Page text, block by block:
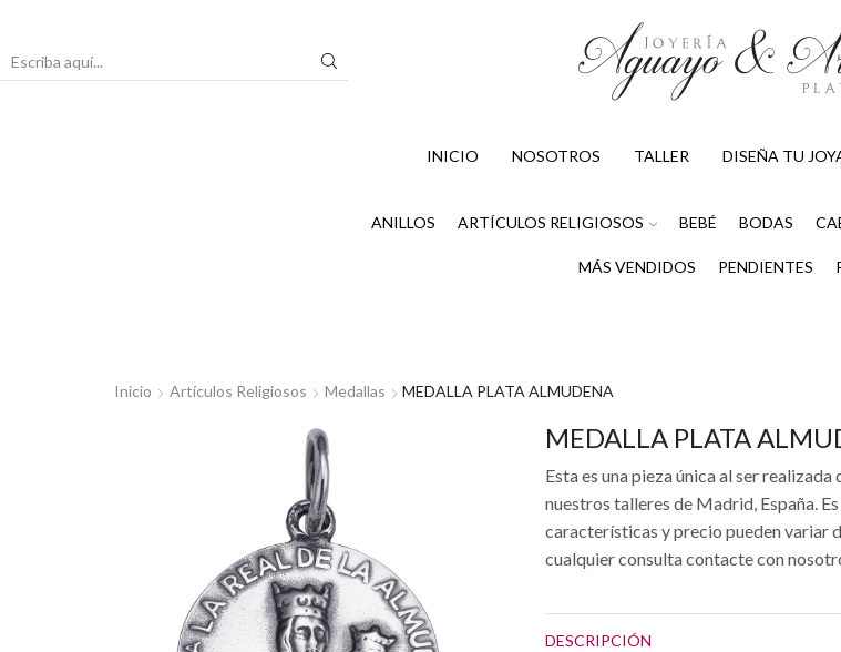
INICIO NOSOTROS TALLER DISEÑA TU
ANILLOS ARTÍCULOS RELIGIOSOS BEBÉ BODAS
MÁS VENDIDOS PENDIENTES
Inicio Artículos Religiosos Medallas MEDALLA PLATA ALMUDENA
MEDALLA PLATA
Esta es una pieza única al ser realizada
nuestros talleres de Madrid, España.
características y precio pueden variar
cualquier consulta contacte con
DESCRIPCIÓN